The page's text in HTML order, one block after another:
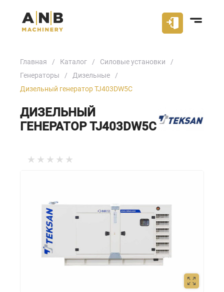
Главная Каталог
Силовые установки
Генераторы
Дизельные
Дизельный генератор TJ403DW5C
ДИЗЕЛЬНЫЙ
ГЕНЕРАТОР TJ403DW5C